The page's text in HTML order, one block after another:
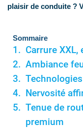
plaisir de conduite ?
Sommaire
Carrure
Ambiance
Nervosité
Tenue de
premium